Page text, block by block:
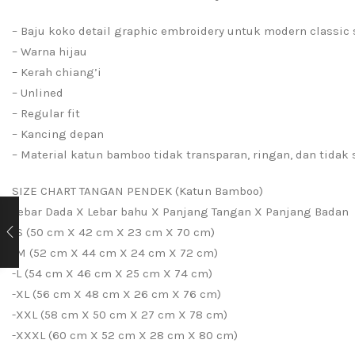
– Baju koko detail graphic embroidery untuk modern classic
– Warna hijau
– Kerah chiang’i
– Unlined
– Regular fit
– Kancing depan
– Material katun bamboo tidak transparan, ringan, dan tidak
SIZE CHART TANGAN PENDEK (Katun Bamboo)
Lebar Dada X Lebar bahu X Panjang Tangan X Panjang Badan
-S (50 cm X 42 cm X 23 cm X 70 cm)
-M (52 cm X 44 cm X 24 cm X 72 cm)
-L (54 cm X 46 cm X 25 cm X 74 cm)
-XL (56 cm X 48 cm X 26 cm X 76 cm)
-XXL (58 cm X 50 cm X 27 cm X 78 cm)
-XXXL (60 cm X 52 cm X 28 cm X 80 cm)